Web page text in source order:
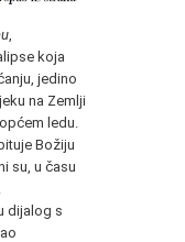
koja
jedino
na Zemlji
ledu.
Božiju
su, u času
dijalog s